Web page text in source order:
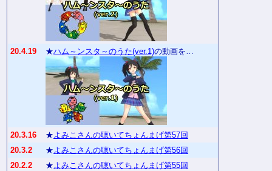
20.4.19 ★ハム～ンスタ～のうた(ver.1)の動画を…
20.3.16 ★よみこさんの聴いてちょんまげ第57回
20.3.2
★よみこさんの聴いてちょんまげ第56回
20.2.2
★よみこさんの聴いてちょんまげ第55回